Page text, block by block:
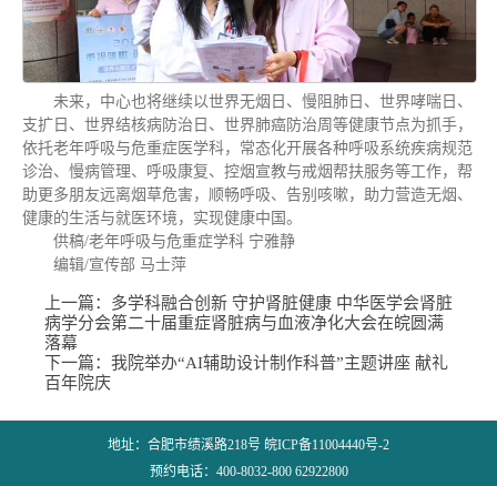
未来，中心也将继续以世界无烟日、慢阻肺日、世界哮喘日、
支扩日、世界结核病防治日、世界肺癌防治周等健康节点为抓手，
依托老年呼吸与危重症医学科，常态化开展各种呼吸系统疾病规范
诊治、慢病管理、呼吸康复、控烟宣教与戒烟帮扶服务等工作，帮
助更多朋友远离烟草危害，顺畅呼吸、告别咳嗽，助力营造无烟、
健康的生活与就医环境，实现健康中国。
供稿/老年呼吸与危重症学科 宁雅静
编辑/宣传部 马士萍
上一篇： 多学科融合创新 守护肾脏健康 中华医学会肾脏
病学分会第二十届重症肾脏病与血液净化大会在皖圆满
落幕
下一篇： 我院举办“AI辅助设计制作科普”主题讲座 献礼
百年院庆
地址：合肥市绩溪路218号 皖ICP备11004440号-2
预约电话：400-8032-800 62922800